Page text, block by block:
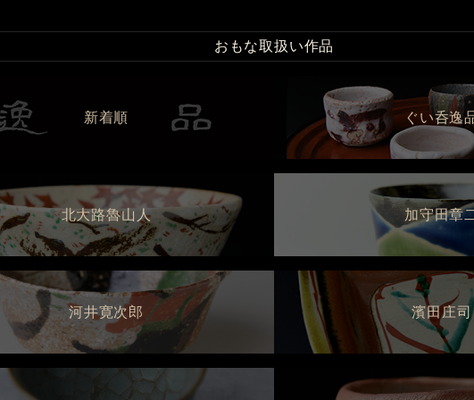
おもな取扱い作品
新着順 ぐい呑逸
北大路魯山人 加守田章
河井寛次郎 濱田庄司